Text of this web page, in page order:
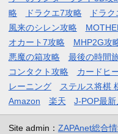
略
ドラクエ7攻略 ドラ
風来のシレン攻略
オカート7攻略
MHP2G攻
悪魔の箱攻略
最後の時間
コンタクト攻略
カードヒ
レーニング
ステルス将棋
Amazon
楽天 J-POP最
Site admin： ZAPAnet総合